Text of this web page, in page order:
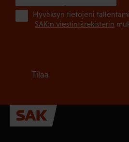
Hyväksyn tietojeni
SAK:n viestintärekisterin
Tilaa